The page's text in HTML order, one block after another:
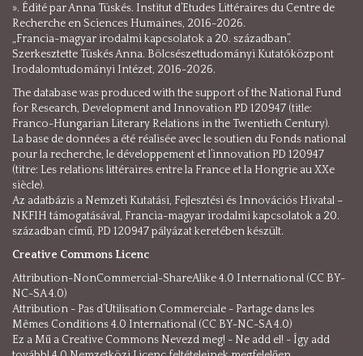
». Édité par Anna Tüskés. Institut d’Etudes Littéraires du Centre de
Recherche en Sciences Humaines, 2016-2026.
„Francia-magyar irodalmi kapcsolatok a 20. században”.
Szerkesztette Tüskés Anna. Bölcsészettudományi Kutatóközpont
Irodalomtudományi Intézet, 2016-2026.
The database was produced with the support of the National Fund
for Research, Development and Innovation PD 120947 (title:
Franco-Hungarian Literary Relations in the Twentieth Century).
La base de données a été réalisée avec le soutien du Fonds national
pour la recherche, le développement et l’innovation PD 120947
(titre: Les relations littéraires entre la France et la Hongrie au XXe
siècle).
Az adatbázis a Nemzeti Kutatási, Fejlesztési és Innovációs Hivatal –
NKFIH támogatásával, Francia-magyar irodalmi kapcsolatok a 20.
században című, PD 120947 pályázat keretében készült.
Creative Commons Licenc
Attribution-NonCommercial-ShareAlike 4.0 International (CC BY-
NC-SA 4.0)
Attribution - Pas d’Utilisation Commerciale - Partage dans les
Mêmes Conditions 4.0 International (CC BY-NC-SA 4.0)
Ez a Mű a Creative Commons Nevezd meg! - Ne add el! - Így add